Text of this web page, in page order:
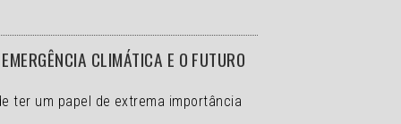
CLIMÁTICA E O FUTURO
ter um papel de extrema importância